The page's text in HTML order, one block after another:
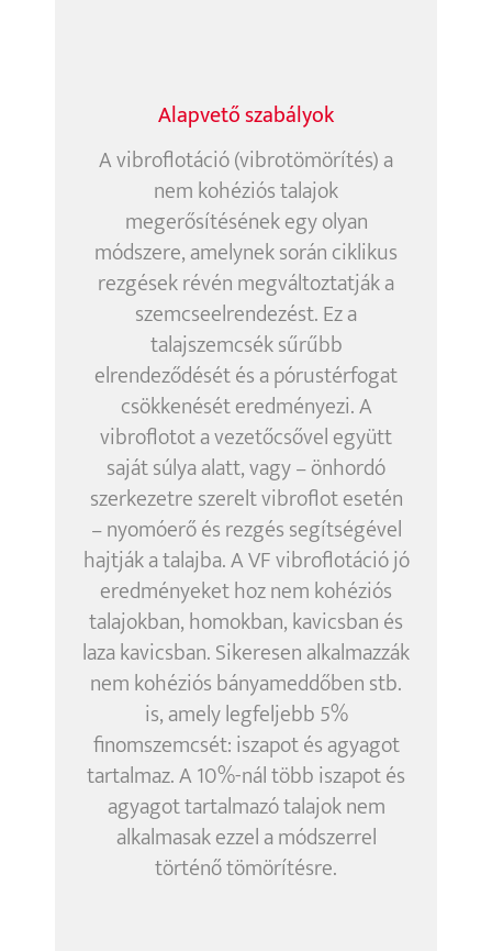
Alapvető szabályok
A vibroflotáció (vibrotömörítés) a
nem kohéziós talajok
megerősítésének egy olyan
módszere, amelynek során ciklikus
rezgések révén megváltoztatják a
szemcseelrendezést. Ez a
talajszemcsék sűrűbb
elrendeződését és a pórustérfogat
csökkenését eredményezi. A
vibroflotot a vezetőcsővel együtt
saját súlya alatt, vagy – önhordó
szerkezetre szerelt vibroflot esetén
– nyomóerő és rezgés segítségével
hajtják a talajba. A VF vibroflotáció jó
eredményeket hoz nem kohéziós
talajokban, homokban, kavicsban és
laza kavicsban. Sikeresen alkalmazzák
nem kohéziós bányameddőben stb.
is, amely legfeljebb 5%
finomszemcsét: iszapot és agyagot
tartalmaz. A 10%-nál több iszapot és
agyagot tartalmazó talajok nem
alkalmasak ezzel a módszerrel
történő tömörítésre.